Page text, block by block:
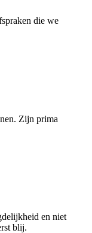
die we
Zijn prima
en niet
blij.